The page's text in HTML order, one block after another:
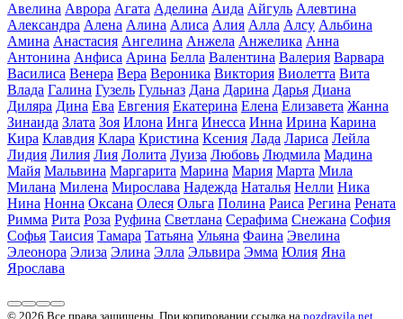
Авелина Аврора Агата Аделина Аида Айгуль Алевтина
Александра Алена Алина Алиса Алия Алла Алсу Альбина
Амина Анастасия Ангелина Анжела Анжелика Анна
Антонина Анфиса Арина Белла Валентина Валерия Варвара
Василиса Венера Вера Вероника Виктория Виолетта Вита
Влада Галина Гузель Гульназ Дана Дарина Дарья Диана
Диляра Дина Ева Евгения Екатерина Елена Елизавета Жанна
Зинаида Злата Зоя Илона Инга Инесса Инна Ирина Карина
Кира Клавдия Клара Кристина Ксения Лада Лариса Лейла
Лидия Лилия Лия Лолита Луиза Любовь Людмила Мадина
Майя Мальвина Маргарита Марина Мария Марта Мила
Милана Милена Мирослава Надежда Наталья Нелли Ника
Нина Нонна Оксана Олеся Ольга Полина Раиса Регина Рената
Римма Рита Роза Руфина Светлана Серафима Снежана София
Софья Таисия Тамара Татьяна Ульяна Фаина Эвелина
Элеонора Элиза Элина Элла Эльвира Эмма Юлия Яна
Ярослава
© 2026 Все права защищены. При копировании ссылка на pozdravila.net